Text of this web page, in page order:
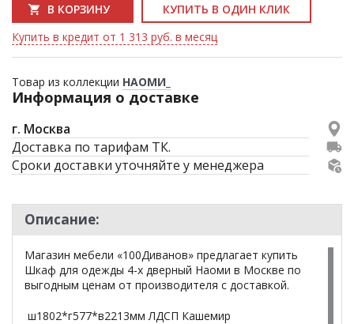
В КОРЗИНУ
КУПИТЬ В ОДИН КЛИК
Купить в кредит от 1 313 руб. в месяц
Товар из коллекции НАОМИ_
Информация о доставке
г. Москва
Доставка по тарифам ТК.
Сроки доставки уточняйте у менеджера
Описание:
Магазин мебели «100Диванов» предлагает купить
Шкаф для одежды 4-х дверный Наоми в Москве по
выгодным ценам от производителя с доставкой.
ш1802*г577*в2213мм ЛДСП Кашемир